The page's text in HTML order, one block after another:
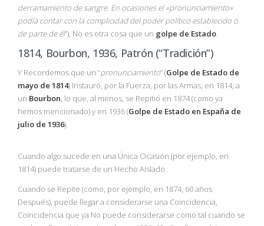
derramamiento de sangre. En ocasiones el «pronunciamiento»
podía contar con la complicidad del poder político establecido o
de parte de él”), No es otra cosa que un golpe de Estado.
1814, Bourbon, 1936, Patrón (“Tradición”)
Y Recordemos que un “pronunciamiento” (Golpe de Estado de
mayo de 1814) Instauró, por la Fuerza, por las Armas, en 1814, a
un Bourbon, lo que, al menos, se Repitió en 1874 (como ya
hemos mencionado) y en 1936 (Golpe de Estado en España de
julio de 1936).
Cuando algo sucede en una Única Ocasión (por ejemplo, en
1814) puede tratarse de un Hecho Aislado.
Cuando se Repite (como, por ejemplo, en 1874, 60 años
Después), puede llegar a considerarse una Coincidencia,
Coincidencia que ya No puede considerarse como tal cuando se